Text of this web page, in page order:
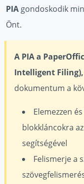
PIA gondoskodik
Önt.
A PIA a
Intelligent Filing),
dokumentum a
Elemezzen
blokkláncokra
segítségével
Felismerje a